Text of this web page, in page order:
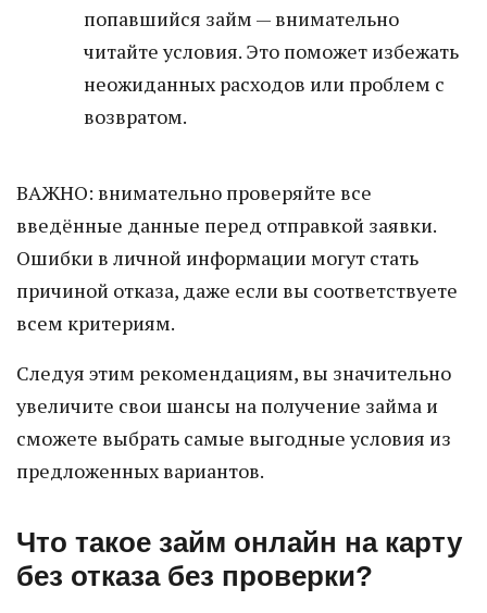
попавшийся займ — внимательно
читайте условия. Это поможет избежать
неожиданных расходов или проблем с
возвратом.
ВАЖНО: внимательно проверяйте все
введённые данные перед отправкой заявки.
Ошибки в личной информации могут стать
причиной отказа, даже если вы соответствуете
всем критериям.
Следуя этим рекомендациям, вы значительно
увеличите свои шансы на получение займа и
сможете выбрать самые выгодные условия из
предложенных вариантов.
Что такое займ онлайн на карту
без отказа без проверки?